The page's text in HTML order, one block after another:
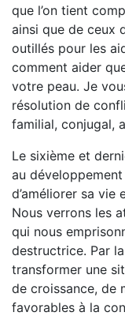
que l’on tient
ainsi que de ceux
outillés pour les
comment aider
votre peau. Je
résolution de
familial, conjugal,
Le sixième et
au
d’améliorer sa vie
Nous verrons les
qui nous
destructrice. Par
transformer une
de croissance, de
favorables à la